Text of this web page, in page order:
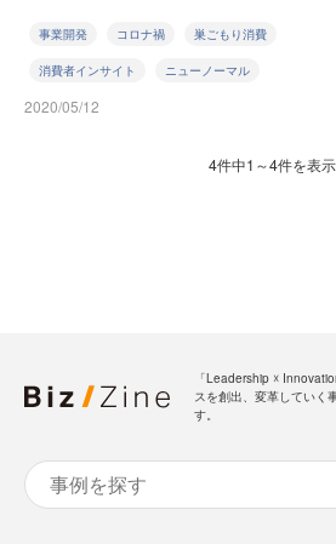
事業開発 コロナ禍 巣ごもり消費
消費者インサイト ニューノーマル
2020/05/12
4件中1～4件を表示
「Leadership ☓
スを創出、変革していく
す。